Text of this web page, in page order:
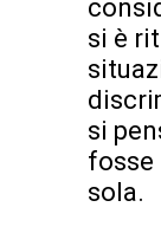
si è
si
fosse
sola.